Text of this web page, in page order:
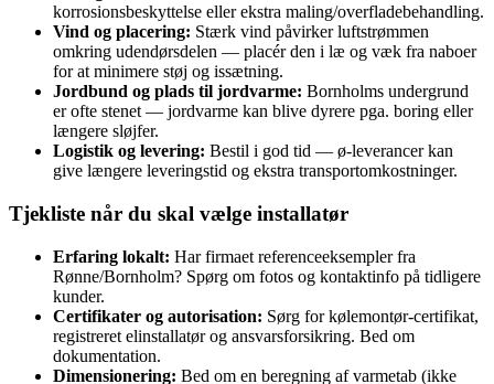
korrosionsbeskyttelse eller ekstra maling/overfladebehandling.
Vind og placering: Stærk vind påvirker luftstrømmen
omkring udendørsdelen — placér den i læ og væk fra naboer
for at minimere støj og issætning.
Jordbund og plads til jordvarme: Bornholms undergrund
er ofte stenet — jordvarme kan blive dyrere pga. boring eller
længere sløjfer.
Logistik og levering: Bestil i god tid — ø‑leverancer kan
give længere leveringstid og ekstra transportomkostninger.
Tjekliste når du skal vælge installatør
Erfaring lokalt: Har firmaet referenceeksempler fra
Rønne/Bornholm? Spørg om fotos og kontaktinfo på tidligere
kunder.
Certifikater og autorisation: Sørg for kølemontør‑certifikat,
registreret elinstallatør og ansvarsforsikring. Bed om
dokumentation.
Dimensionering: Bed om en beregning af varmetab (ikke